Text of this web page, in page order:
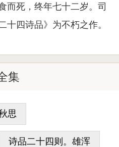
而死，终年七十二岁。司
十四诗品》为不朽之作。
集
思
诗品二十四则。雄浑